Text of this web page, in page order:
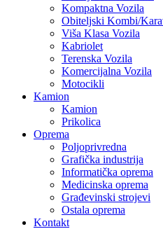
Kompaktna Vozila
Obiteljski Kombi/
Viša Klasa Vozila
Kabriolet
Terenska Vozila
Komercijalna Vozila
Motocikli
Kamion
Kamion
Prikolica
Oprema
Poljoprivredna
Grafička industrija
Informatička oprema
Medicinska oprema
Građevinski strojevi
Ostala oprema
Kontakt